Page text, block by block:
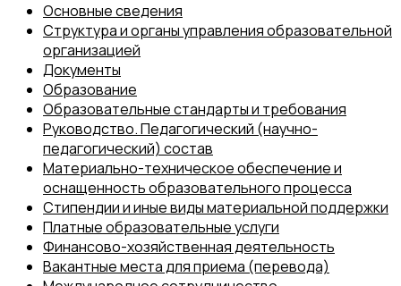
Основные сведения
Структура и органы управления образовательной
организацией
Документы
Образование
Образовательные стандарты и требования
Руководство. Педагогический (научно-
педагогический) состав
Материально-техническое обеспечение и
оснащенность образовательного процесса
Стипендии и иные виды материальной поддержки
Платные образовательные услуги
Финансово-хозяйственная деятельность
Вакантные места для приема (перевода)